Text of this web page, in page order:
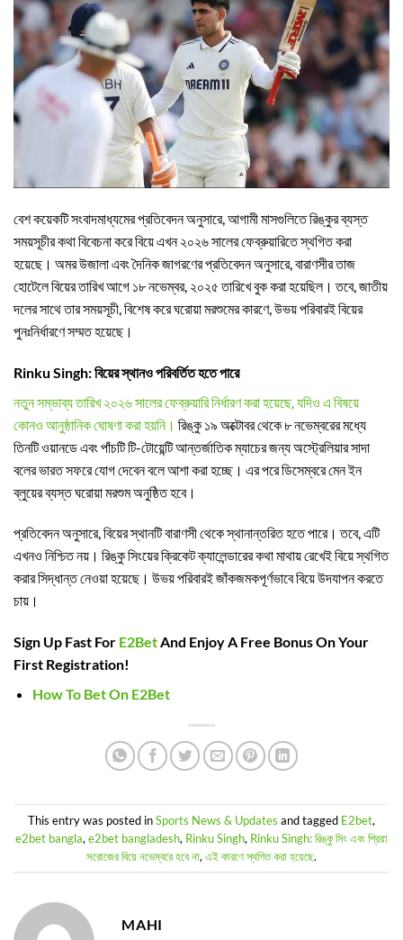
বেশ কয়েকটি সংবাদমাধ্যমের প্রতিবেদন অনুসারে, আগামী মাসগুলিতে রিঙ্কুর ব্যস্ত
সময়সূচীর কথা বিবেচনা করে বিয়ে এখন ২০২৬ সালের ফেব্রুয়ারিতে স্থগিত করা
হয়েছে। অমর উজালা এবং দৈনিক জাগরণের প্রতিবেদন অনুসারে, বারাণসীর তাজ
হোটেলে বিয়ের তারিখ আগে ১৮ নভেম্বর, ২০২৫ তারিখে বুক করা হয়েছিল। তবে, জাতীয়
দলের সাথে তার সময়সূচী, বিশেষ করে ঘরোয়া মরশুমের কারণে, উভয় পরিবারই বিয়ের
পুনঃনির্ধারণে সম্মত হয়েছে।
Rinku Singh: বিয়ের স্থানও পরিবর্তিত হতে পারে
নতুন সম্ভাব্য তারিখ ২০২৬ সালের ফেব্রুয়ারি নির্ধারণ করা হয়েছে, যদিও এ বিষয়ে
কোনও আনুষ্ঠানিক ঘোষণা করা হয়নি। রিঙ্কু ১৯ অক্টোবর থেকে ৮ নভেম্বরের মধ্যে
তিনটি ওয়ানডে এবং পাঁচটি টি-টোয়েন্টি আন্তর্জাতিক ম্যাচের জন্য অস্ট্রেলিয়ার সাদা
বলের ভারত সফরে যোগ দেবেন বলে আশা করা হচ্ছে। এর পরে ডিসেম্বরে মেন ইন
ব্লুয়ের ব্যস্ত ঘরোয়া মরশুম অনুষ্ঠিত হবে।
প্রতিবেদন অনুসারে, বিয়ের স্থানটি বারাণসী থেকে স্থানান্তরিত হতে পারে। তবে, এটি
এখনও নিশ্চিত নয়। রিঙ্কু সিংয়ের ক্রিকেট ক্যালেন্ডারের কথা মাথায় রেখেই বিয়ে স্থগিত
করার সিদ্ধান্ত নেওয়া হয়েছে। উভয় পরিবারই জাঁকজমকপূর্ণভাবে বিয়ে উদযাপন করতে
চায়।
Sign Up Fast For E2BetAnd Enjoy A Free Bonus On Your
First Registration!
How To Bet On E2Bet
This entry was posted inSports News & Updates and tagged E2bet,
e2bet bangla, e2bet bangladesh, Rinku Singh, Rinku Singh: রিঙ্কু সিং এবং প্রিয়া
সরোজের বিয়ে নভেম্বরে হবে না, এই কারণে স্থগিত করা হয়েছে.
MAHI